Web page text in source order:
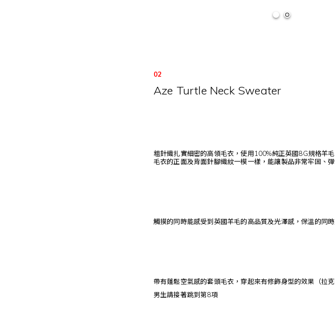
02
Aze Turtle Neck Sweater
粗針織扎實細密的高領毛衣，使用100%純正英國8G規格羊
毛衣的正面及背面針腳織紋一模一樣，能讓製品非常牢固、彈
觸摸的同時能感受到英國羊毛的高品質及光澤感，保溫的同
帶有蓬鬆空氣感的套頭毛衣，穿起來有修飾身型的效果（拉
男生請接著跳到第8項